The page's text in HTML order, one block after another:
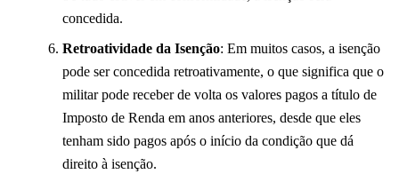
concedida.
Retroatividade da Isenção: Em muitos casos, a isenção
pode ser concedida retroativamente, o que significa que o
militar pode receber de volta os valores pagos a título de
Imposto de Renda em anos anteriores, desde que eles
tenham sido pagos após o início da condição que dá
direito à isenção.